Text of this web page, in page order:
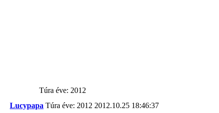
Túra éve: 2012
Lucypapa Túra éve: 2012 2012.10.25 18:46:37